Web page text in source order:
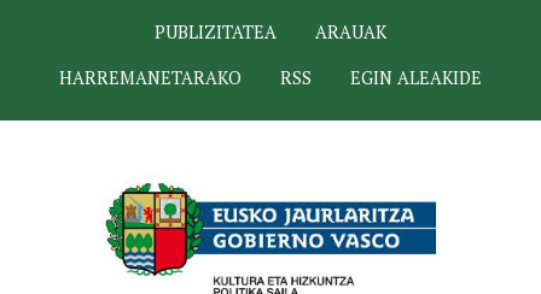
PUBLIZITATEA
ARAUAK
HARREMANETARAKO
RSS EGIN ALEAKIDE